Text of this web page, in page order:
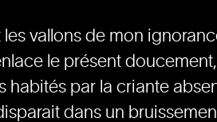
les vallons de mon
le présent doucement,
habités par la criante
dans un